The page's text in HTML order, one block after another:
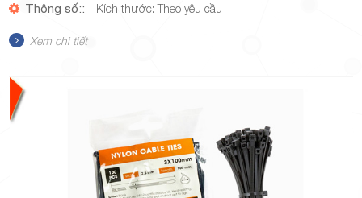
Thông số:: Kích thước: Theo yêu cầu
Xem chi tiết